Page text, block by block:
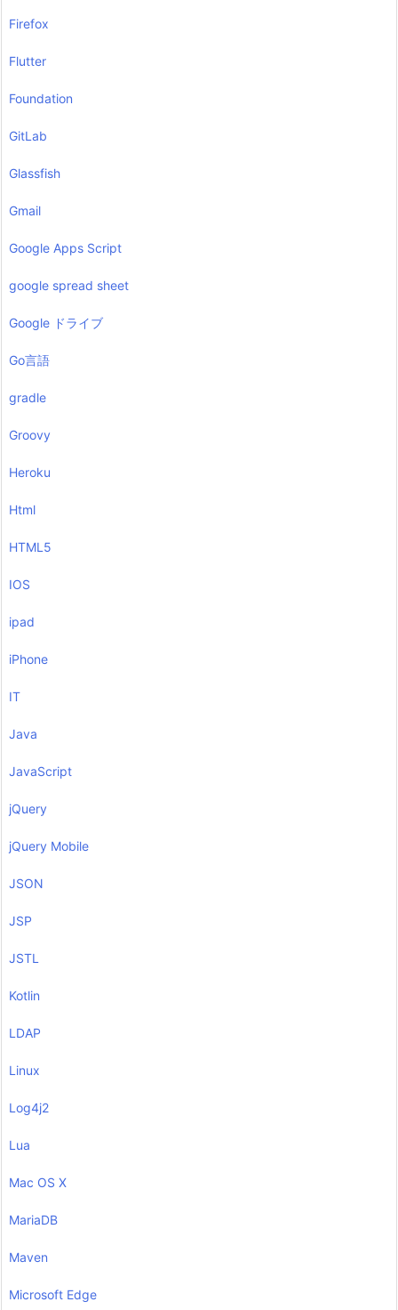
Firefox
Flutter
Foundation
GitLab
Glassfish
Gmail
Google Apps Script
google spread sheet
Google ドライブ
Go言語
gradle
Groovy
Heroku
Html
HTML5
IOS
ipad
iPhone
IT
Java
JavaScript
jQuery
jQuery Mobile
JSON
JSP
JSTL
Kotlin
LDAP
Linux
Log4j2
Lua
Mac OS X
MariaDB
Maven
Microsoft Edge